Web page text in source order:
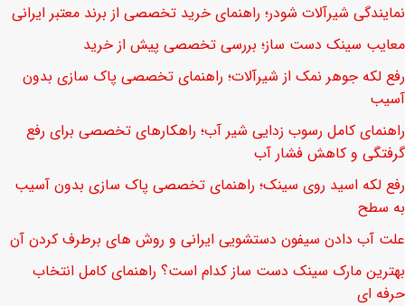
نمایندگی شیرآلات شودر؛ راهنمای خرید تخصصی از برند معتبر ایرانی
معایب سینک دست ساز؛ بررسی تخصصی پیش از خرید
رفع لکه جوهر نمک از شیرآلات؛ راهنمای تخصصی پاک سازی بدون
آسیب
راهنمای کامل رسوب زدایی شیر آب؛ راهکارهای تخصصی برای رفع
گرفتگی و کاهش فشار آب
رفع لکه اسید روی سینک؛ راهنمای تخصصی پاک سازی بدون آسیب
به سطح
علت آب دادن سیفون دستشویی ایرانی و روش های برطرف کردن آن
بهترین مارک سینک دست ساز کدام است؟ راهنمای کامل انتخاب
حرفه ای